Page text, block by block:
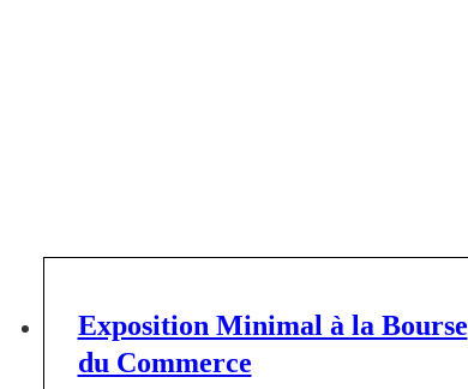
Exposition Minimal à la Bourse
du Commerce